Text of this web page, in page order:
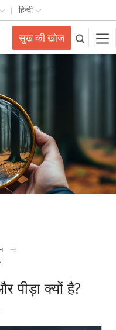
हिन्दी
सुख की खोज
पीड़ा क्यों है?